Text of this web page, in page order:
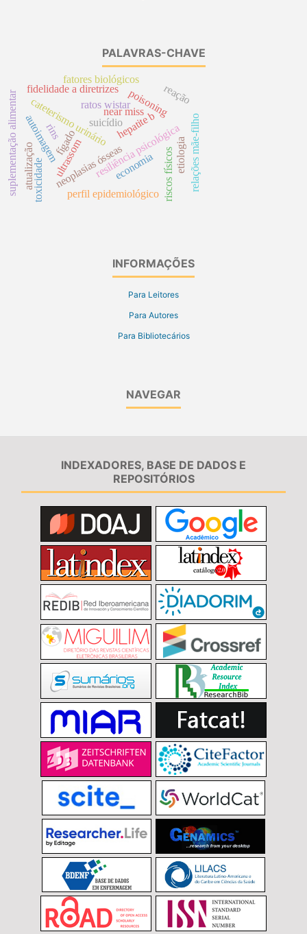
PALAVRAS-CHAVE
hepatite b
neoplasias ósseas
poisoning
ultrassom
cateterismo urinárionear miss
fidelidade a diretrizes
resiliência psicológicarelações mãe-filho
riscos físicos
autoimagem
fatores biológicos
perfil epidemiológico
economia
suicídio
reação
toxicidade
ratos wistar
fígado
rins
atualização
suplementação alimentar etiologia
INFORMAÇÕES
Para Leitores
Para Autores
Para Bibliotecários
NAVEGAR
INDEXADORES, BASE DE DADOS E
REPOSITÓRIOS